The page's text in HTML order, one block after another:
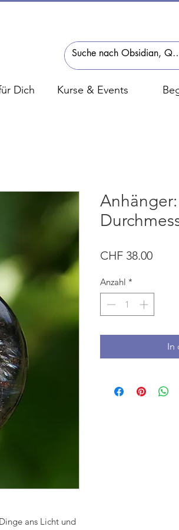
Dich Kurse & Events
ans Licht und
CHF 38.00Preis
Anzahl *
In